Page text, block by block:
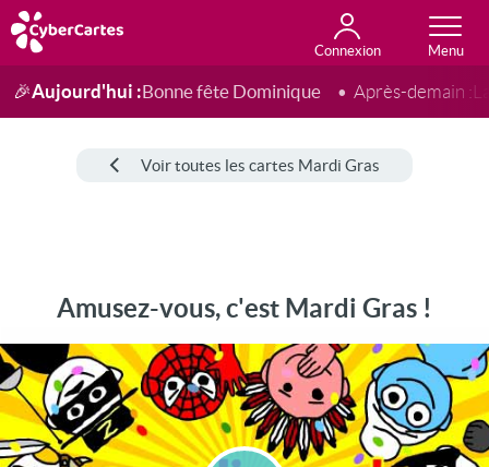
Connexion
Anniversaire
Fête du jour
Amour
Amitié
Merci
Toutes les cartes
🎉Aujourd'hui :Bonne fête Dominique Après-demain :
Voir toutes les cartes Mardi Gras
Amusez-vous, c'est Mardi Gras !